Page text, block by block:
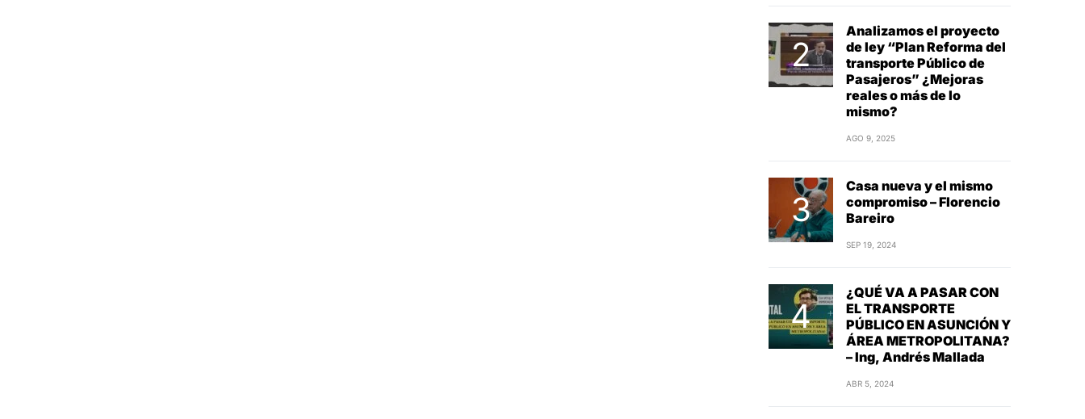
Analizamos el proyecto
de ley “Plan Reforma del
transporte Público de
Pasajeros” ¿Mejoras
reales o más de lo
mismo?
AGO 9, 2025
Casa nueva y el mismo
compromiso – Florencio
Bareiro
SEP 19, 2024
¿QUÉ VA A PASAR CON
EL TRANSPORTE
PÚBLICO EN ASUNCIÓN Y
ÁREA METROPOLITANA?
– Ing, Andrés Mallada
ABR 5, 2024